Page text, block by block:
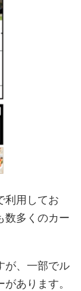
利用してお
数多くのカー
が、一部でル
あります。